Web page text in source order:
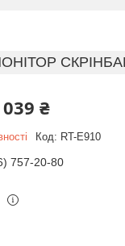
СКРІНБАР
₴
Код: RT-E910
757-20-80